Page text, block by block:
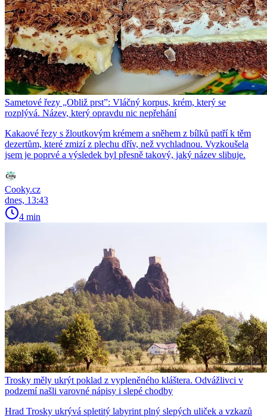
Sametové řezy „Obliž prst”: Vláčný korpus, krém, který se
rozplývá. Název, který opravdu nic nepřehání
Kakaové řezy s žloutkovým krémem a sněhem z bílků patří k těm
dezertům, které zmizí z plechu dřív, než vychladnou. Vyzkoušela
jsem je poprvé a výsledek byl přesně takový, jaký název slibuje.
Cooky.cz
dnes, 13:43
4 min
Trosky měly ukrýt poklad z vypleněného kláštera. Odvážlivci v
podzemí našli varovné nápisy i slepé chodby
Hrad Trosky ukrývá spletitý labyrint plný slepých uliček a vzkazů